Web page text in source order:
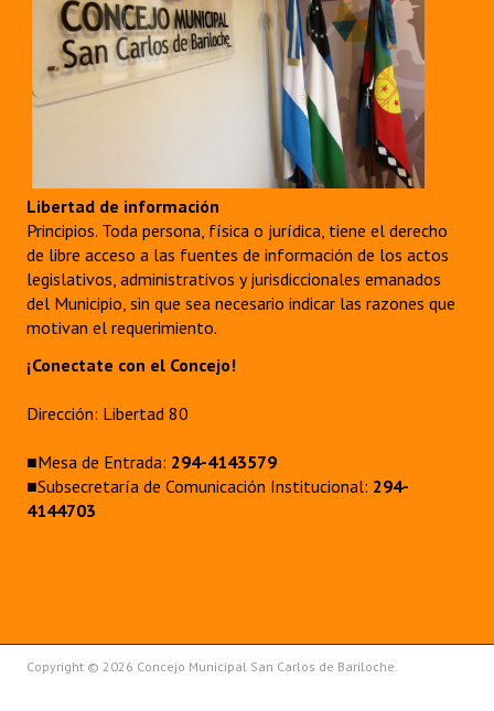
Libertad de información
Principios. Toda persona, física o jurídica, tiene el derecho
de libre acceso a las fuentes de información de los actos
legislativos, administrativos y jurisdiccionales emanados
del Municipio, sin que sea necesario indicar las razones que
motivan el requerimiento.
¡Conectate con el Concejo!
Dirección: Libertad 80
■Mesa de Entrada: 294-4143579
■Subsecretaría de Comunicación Institucional: 294-
4144703
Copyright © 2026 Concejo Municipal San Carlos de Bariloche.